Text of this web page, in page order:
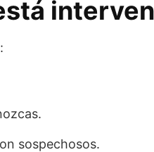
sospechosos.